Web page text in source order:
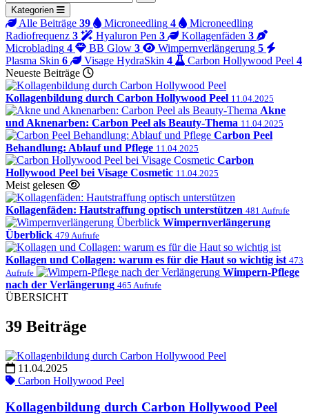
Kategorien
Alle Beiträge 39 Microneedling 4
Microneedling
Radiofrequenz 3 Hyaluron Pen 3 Kollagenfäden 3
Microblading 4 BB Glow 3 Wimpernverlängerung 5
Plasma Skin 6 Visage HydraSkin 4 Carbon Hollywood Peel 4
Neueste Beiträge
Kollagenbildung durch Carbon Hollywood Peel 11.04.2025
Akne
und Aknenarben: Carbon Peel als Beauty-Thema 11.04.2025
Carbon Peel
Behandlung: Ablauf und Pflege 11.04.2025
Carbon
Hollywood Peel bei Visage Cosmetic 11.04.2025
Meist gelesen
Kollagenfäden: Hautstraffung optisch unterstützen 481 Aufrufe
Wimpernverlängerung
Überblick 479 Aufrufe
Kollagen und Collagen: warum es für die Haut so wichtig ist 473
Aufrufe
Wimpern-Pflege
nach der Verlängerung 465 Aufrufe
ÜBERSICHT
39 Beiträge
11.04.2025
Carbon Hollywood Peel
Kollagenbildung durch Carbon Hollywood Peel